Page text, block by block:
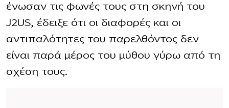
ένωσαν τις φωνές τους στη σκηνή του
J2US, έδειξε ότι οι διαφορές και οι
αντιπαλότητες του παρελθόντος δεν
είναι παρά μέρος του μύθου γύρω από τη
σχέση τους.